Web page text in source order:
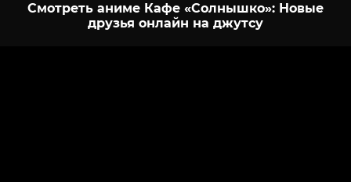
Смотреть аниме Кафе «Солнышко»: Новые
друзья онлайн на джутсу